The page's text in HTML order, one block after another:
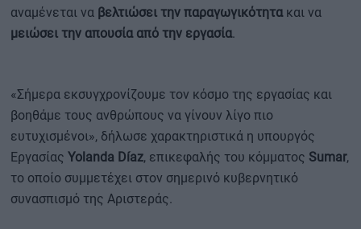
αναμένεται να βελτιώσει την παραγωγικότητακαι να
μειώσει την απουσία από την εργασία.
«Σήμερα εκσυγχρονίζουμε τον κόσμο της εργασίας και
βοηθάμε τους ανθρώπους να γίνουν λίγο πιο
ευτυχισμένοι», δήλωσε χαρακτηριστικά η υπουργός
Εργασίας Yolanda Díaz, επικεφαλής του κόμματος Sumar,
το οποίο συμμετέχει στον σημερινό κυβερνητικό
συνασπισμό της Αριστεράς.